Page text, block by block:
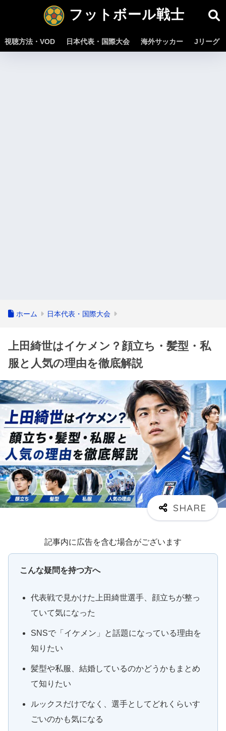
フットボール戦士
視聴方法・VOD 日本代表・国際大会 海外サッカー Jリーグ
ホーム 日本代表・国際大会
上田綺世はイケメン？顔立ち・髪型・私
服と人気の理由を徹底解説
記事内に広告を含む場合がございます
こんな疑問を持つ方へ
代表戦で見かけた上田綺世選手、顔立ちが整っ
ていて気になった
SNSで「イケメン」と話題になっている理由を
知りたい
髪型や私服、結婚しているのかどうかもまとめ
て知りたい
ルックスだけでなく、選手としてどれくらいす
ごいのかも気になる